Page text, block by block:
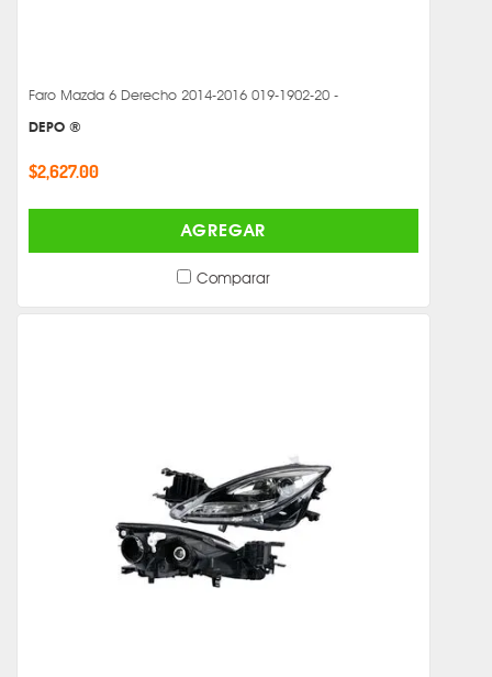
Faro Mazda 6 Derecho 2014-2016 019-1902-20 -
DEPO ®
$2,627.00
AGREGAR
Comparar